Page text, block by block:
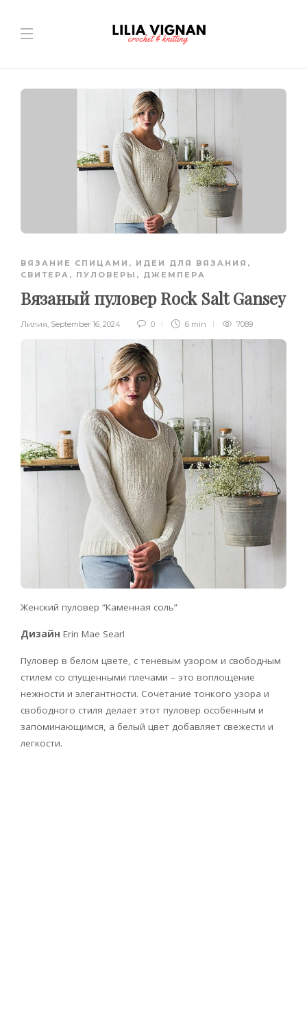
ВЯЗАНИЕ СПИЦАМИ , ИДЕИ ДЛЯ ВЯЗАНИЯ ,
СВИТЕРА, ПУЛОВЕРЫ, ДЖЕМПЕРА
Вязаный пуловер Rock Salt Gansey
Лилия, September 16, 2024 0 6 min 7089
Женский пуловер “Каменная соль”
Дизайн Erin Mae SearI
Пуловер в белом цвете, с теневым узором и свободным
стилем со спущенными плечами – это воплощение
нежности и элегантности. Сочетание тонкого узора и
свободного стиля делает этот пуловер особенным и
запоминающимся, а белый цвет добавляет свежести и
легкости.